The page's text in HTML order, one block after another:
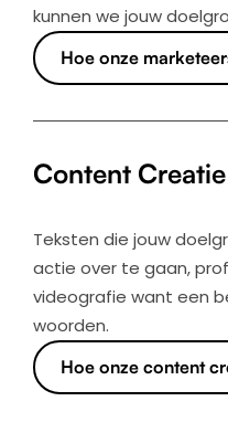
kunnen we jouw
Hoe onze
Content Creatie
Teksten die jouw
actie over te gaan,
videografie want een
woorden.
Hoe onze content